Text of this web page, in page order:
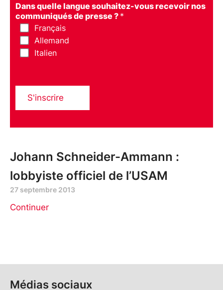
Dans quelle langue souhaitez-vous recevoir nos
communiqués de presse ? *
Français
Allemand
Italien
S'inscrire
Johann Schneider-Ammann :
lobbyiste officiel de l’USAM
27 septembre 2013
Continuer
Médias sociaux